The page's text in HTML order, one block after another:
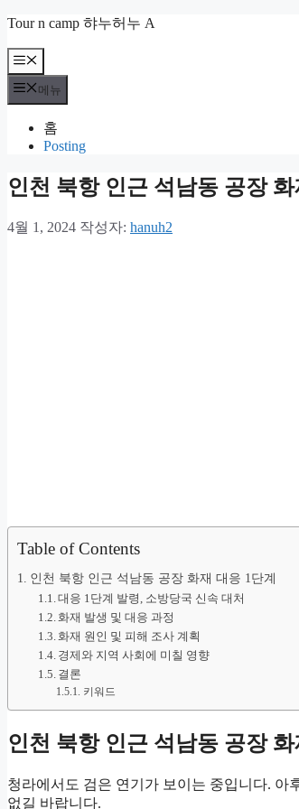
컨
츠
로
Tour n camp 햐누허누 A
메
뉴
메뉴
홈
Posting
인천 북항 인근 석남동 공장
4월 1, 2024 작성자: hanuh2
Table of Contents
인천 북항 인근 석남동 공장 화재 대응 1단계
대응 1단계 발령, 소방당국 신속 대처
화재 발생 및 대응 과정
화재 원인 및 피해 조사 계획
경제와 지역 사회에 미칠 영향
결론
키워드
인천 북항 인근 석남동 공장 화
청라에서도 검은 연기가 보이는 중입니다. 아
없길 바랍니다.